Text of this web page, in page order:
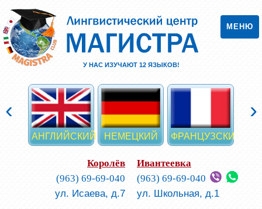
МЕНЮ
У НАС ИЗУЧАЮТ 12ЯЗЫКОВ!
АНГЛИЙСКИЙ НЕМЕЦКИЙ ФРАНЦУЗСКИЙ
‹ ›
Королёв
(963) 69-69-040
ул. Исаева, д.7
Ивантеевка
(963) 69-69-040
ул. Школьная, д.1